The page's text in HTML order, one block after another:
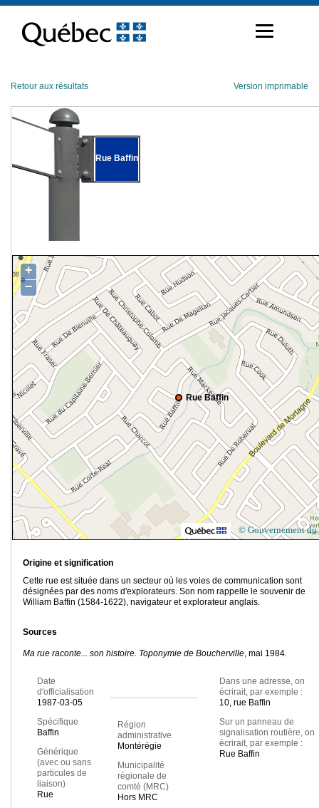
contenu
Retour aux résultats Version imprimable
Rue Baffin
Rue Baffin
+
−
© Gouvernement du
Origine et signification
Cette rue est située dans un secteur où les voies de communication sont
désignées par des noms d'explorateurs. Son nom rappelle le souvenir de
William Baffin (1584-1622), navigateur et explorateur anglais.
Sources
Ma rue raconte... son histoire. Toponymie de Boucherville, mai 1984.
Date
d'officialisation
1987-03-05
Spécifique
Baffin
Générique
(avec ou sans
particules de
liaison)
Rue
Région
administrative
Montérégie
Municipalité
régionale de
comté (MRC)
Hors MRC
Dans une adresse, on
écrirait, par exemple :
10, rue Baffin
Sur un panneau de
signalisation routière, on
écrirait, par exemple :
Rue Baffin